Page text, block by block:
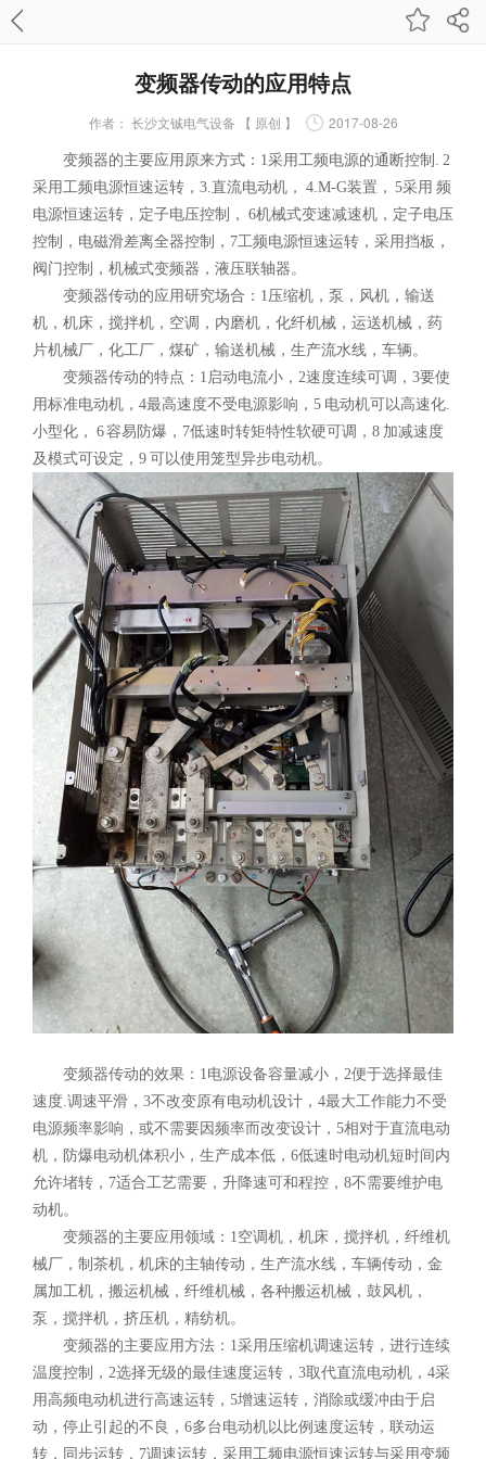
变频器传动的应用特点
作者： 长沙文铖电气设备 【 原创 】 2017-08-26
变频器的主要应用原来方式：1采用工频电源的通断控制. 2
采用工频电源恒速运转，3.直流电动机， 4.M-G装置， 5采用 频
电源恒速运转，定子电压控制， 6机械式变速减速机，定子电压
控制，电磁滑差离全器控制，7工频电源恒速运转，采用挡板，
阀门控制，机械式变频器，液压联轴器。
变频器传动的应用研究场合：1压缩机，泵，风机，输送
机，机床，搅拌机，空调，内磨机，化纤机械，运送机械，药
片机械厂，化工厂，煤矿，输送机械，生产流水线，车辆。
变频器传动的特点：1启动电流小，2速度连续可调，3要使
用标准电动机，4最高速度不受电源影响，5 电动机可以高速化.
小型化， 6 容易防爆，7低速时转矩特性软硬可调，8 加减速度
及模式可设定，9 可以使用笼型异步电动机。
变频器传动的效果：1电源设备容量减小，2便于选择最佳
速度.调速平滑，3不改变原有电动机设计，4最大工作能力不受
电源频率影响，或不需要因频率而改变设计，5相对于直流电动
机，防爆电动机体积小，生产成本低，6低速时电动机短时间内
允许堵转，7适合工艺需要，升降速可和程控，8不需要维护电
动机。
变频器的主要应用领域：1空调机，机床，搅拌机，纤维机
械厂，制茶机，机床的主轴传动，生产流水线，车辆传动，金
属加工机，搬运机械，纤维机械，各种搬运机械，鼓风机，
泵，搅拌机，挤压机，精纺机。
变频器的主要应用方法：1采用压缩机调速运转，进行连续
温度控制，2选择无级的最佳速度运转，3取代直流电动机，4采
用高频电动机进行高速运转，5增速运转，消除或缓冲由于启
动，停止引起的不良，6多台电动机以比例速度运转，联动运
转，同步运转，7调速运转，采用工频电源恒速运转与采用变频